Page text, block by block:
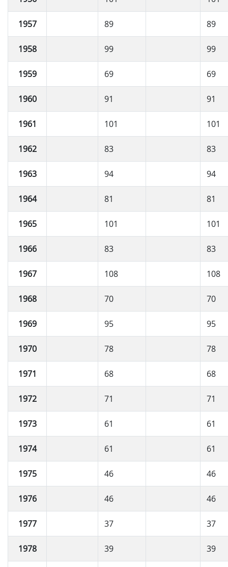
1957 89 89
1958 99 99
1959 69 69
1960 91 91
1961 101 101
1962 83 83
1963 94 94
1964 81 81
1965 101 101
1966 83 83
1967 108 108
1968 70 70
1969 95 95
1970 78 78
1971 68 68
1972 71 71
1973 61 61
1974 61 61
1975 46 46
1976 46 46
1977 37 37
1978 39 39